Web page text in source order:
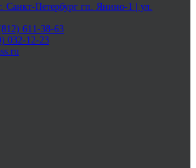
Санкт-Петербург гп. Янино-1 | ул.
611-38-63
032-12-23